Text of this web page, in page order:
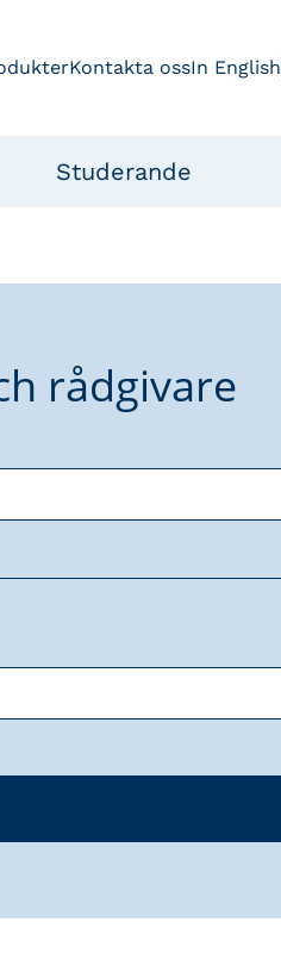
Kontakta ossIn English
Studerande
rådgivare